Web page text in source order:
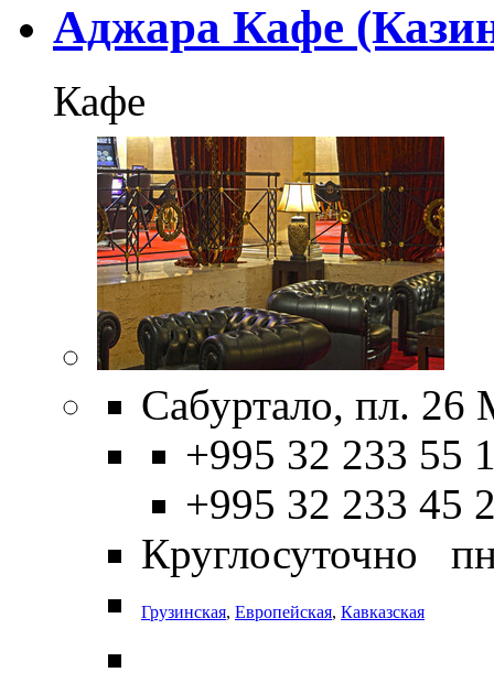
Аджара Кафе
Кафе
Сабуртало, пл. 26
+995 32 233 55
+995 32 233 45
Круглосуточно
Грузинская, Европейская, Кавказская